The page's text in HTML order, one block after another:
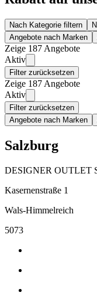
Nach Kategorie filtern
Angebote nach Marken
Zeige 187 Angebote
Aktiv
Filter zurücksetzen
Zeige 187 Angebote
Aktiv
Filter zurücksetzen
Angebote nach Marken
Salzburg
DESIGNER OUTLET
Kasernenstraße 1
Wals-Himmelreich
5073